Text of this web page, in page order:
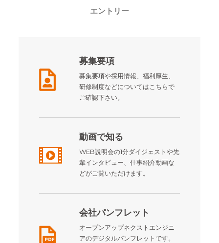
エントリー
募集要項
募集要項や採用情報、福利厚生、
研修制度などについてはこちらで
ご確認下さい。
動画で知る
WEB説明会の1分ダイジェストや先
輩インタビュー、仕事紹介動画な
どがご覧いただけます。
会社パンフレット
オープンアップネクストエンジニ
アのデジタルパンフレットです。